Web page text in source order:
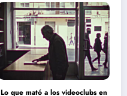
Lo que mató a los videoclubs en